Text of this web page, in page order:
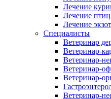
Лечение
Лечение птиц
Лечение
Специалисты
Ветеринар
Ветеринар-
Ветеринар-
Ветеринар-
Ветеринар-
Ветеринар-